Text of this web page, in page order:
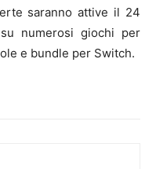
saranno attive il 24
numerosi giochi per
e bundle per Switch.